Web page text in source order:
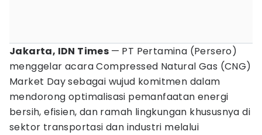
Jakarta, IDN Times — PT Pertamina (Persero)
menggelar acara Compressed Natural Gas (CNG)
Market Day sebagai wujud komitmen dalam
mendorong optimalisasi pemanfaatan energi
bersih, efisien, dan ramah lingkungan khususnya di
sektor transportasi dan industri melalui